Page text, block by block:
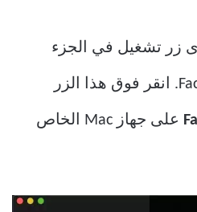
زر تشغيل في الجزء
على جهاز Mac الخاص